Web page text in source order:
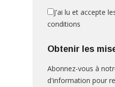
J'ai lu et accepte
conditions
Obtenir les
Abonnez-vous à
d'information pour